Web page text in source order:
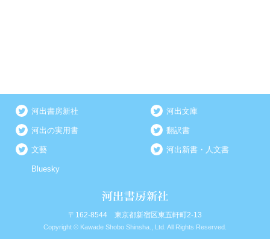
河出書房新社 河出文庫
河出の実用書 翻訳書
文藝 河出新書・人文書
Bluesky
〒162-8544 東京都新宿区東五軒町2-13
Copyright © Kawade Shobo Shinsha., Ltd. All Rights Reserved.